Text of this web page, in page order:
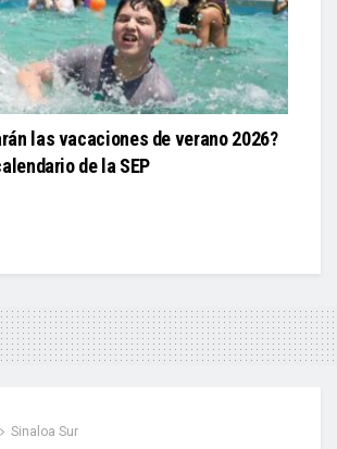
las vacaciones de verano 2026?
de la SEP
Sinaloa Sur